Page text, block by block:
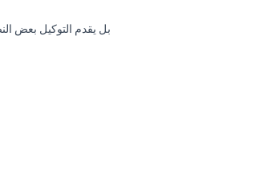
بل يقدم التوكيل بعض